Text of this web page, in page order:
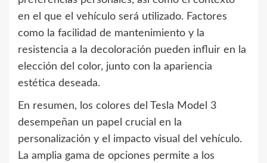
en el que el vehículo será utilizado. Factores
como la facilidad de mantenimiento y la
resistencia a la decoloración pueden influir en la
elección del color, junto con la apariencia
estética deseada.
En resumen, los colores del Tesla Model 3
desempeñan un papel crucial en la
personalización y el impacto visual del vehículo.
La amplia gama de opciones permite a los